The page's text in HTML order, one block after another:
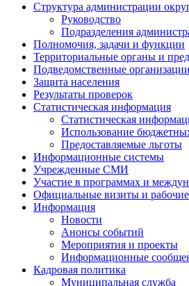
Структура администрации
Руководство
Подразделения
Полномочия, задачи и функции
Территориальные органы и
Подведомственные организации
Защита населения
Результаты проверок
Статистическая информация
Статистическая
Использование
Предоставляемые льготы
Информационные системы
Учрежденные СМИ
Участие в программах и
Официальные визиты и рабочие
Информация
Новости
Анонсы событий
Мероприятия и проекты
Информационные
Кадровая политика
Муниципальная служба